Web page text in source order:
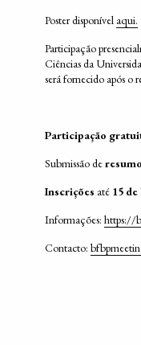
Poster disponível aqui.
Participação
Ciências da
será fornecido após o
Participação
Submissão de
Inscrições até 15
Informações: https://
Contacto: